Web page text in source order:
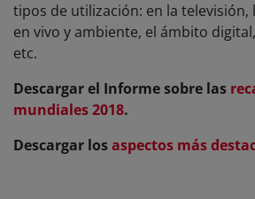
tipos de utilización: en la televisión,
en vivo y ambiente, el ámbito
etc.
Descargar el Informe sobre las
mundiales 2018.
Descargar losaspectos más